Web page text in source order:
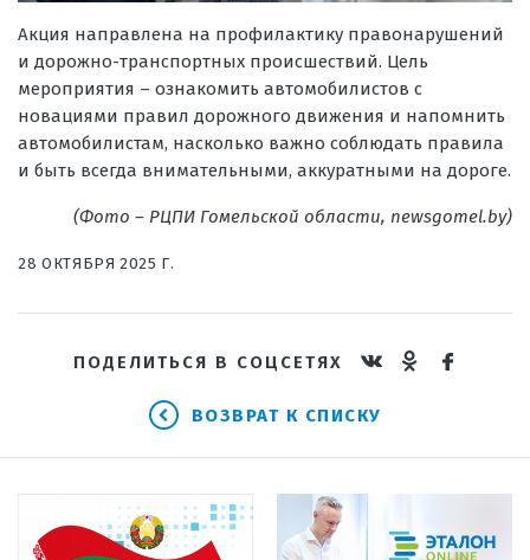
Акция направлена на профилактику правонарушений
и дорожно-транспортных происшествий. Цель
мероприятия – ознакомить автомобилистов с
новациями правил дорожного движения и напомнить
автомобилистам, насколько важно соблюдать правила
и быть всегда внимательными, аккуратными на дороге.
(Фото – РЦПИ Гомельской области, newsgomel.by)
28 ОКТЯБРЯ 2025 Г.
ПОДЕЛИТЬСЯ В СОЦСЕТЯХ
ВОЗВРАТ К СПИСКУ